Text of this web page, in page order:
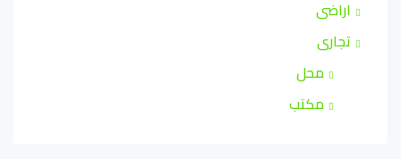
اراضى
تجارى
محل
مكتب